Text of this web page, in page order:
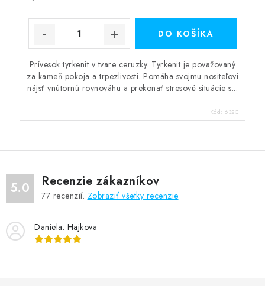
DO KOŠÍKA
Prívesok tyrkenit v tvare ceruzky. Tyrkenit je považovaný
za kameň pokoja a trpezlivosti. Pomáha svojmu nositeľovi
nájsť vnútornú rovnováhu a prekonať stresové situácie s...
Kód: 632C
5.0 Recenzie zákazníkov
77 recenzií. Zobraziť všetky recenzie
Daniela. Hajkova